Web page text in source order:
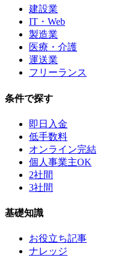
建設業
IT・Web
製造業
医療・介護
運送業
フリーランス
条件で探す
即日入金
低手数料
オンライン完結
個人事業主OK
2社間
3社間
基礎知識
お役立ち記事
ナレッジ